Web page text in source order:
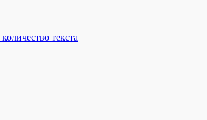
текста